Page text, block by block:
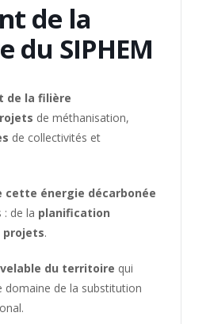
de la
SIPHEM
de la filière
de méthanisation,
de collectivités et
énergie décarbonée
de la planification
projets.
du territoire qui
domaine de la substitution